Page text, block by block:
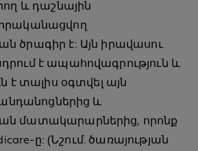
և դաշնային
ծրագիր է: Այն իրավասու
է ապահովագրություն և
է տալիս օգտվել այն
և
մատակարարներից, որոնք
ը: (Նշում. ծառայության